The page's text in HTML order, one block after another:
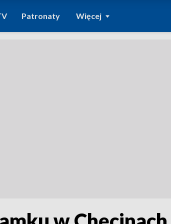
Patronaty Więcej